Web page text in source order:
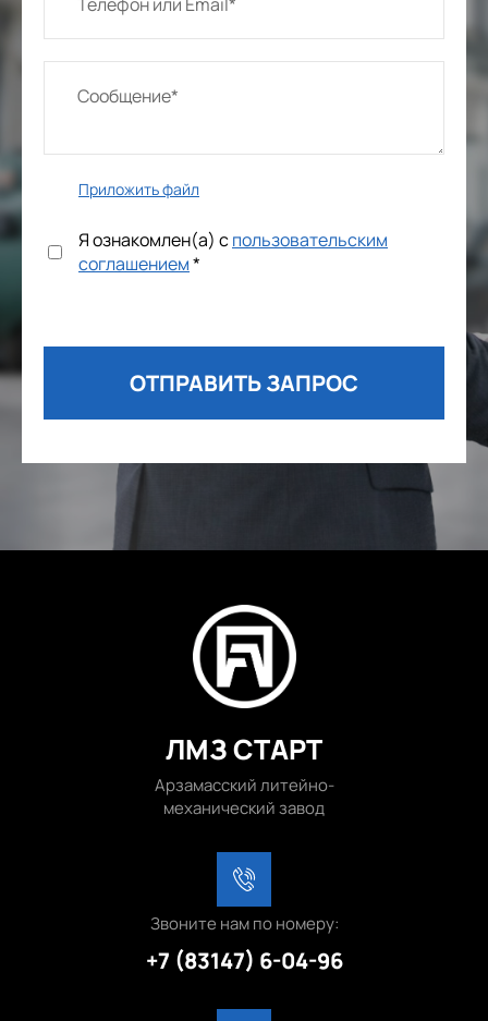
Приложить файл
Я ознакомлен(а) спользовательским
соглашением*
ОТПРАВИТЬ ЗАПРОС
ЛМЗ СТАРТ
Арзамасский литейно-
механический завод
+7 (83147) 6-04-96
Звоните нам по номеру: